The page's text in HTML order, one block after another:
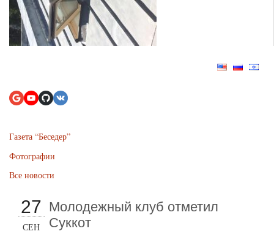
Газета “Беседер”
Фотографии
Все новости
27
СЕН
Молодежный клуб отметил
Суккот